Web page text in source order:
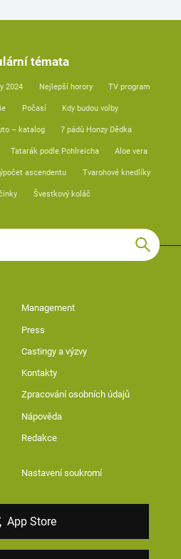
témata
2024 Nejlepší horory TV program
Počasí Kdy budou volby
– katalog 7 pádů Honzy Dědka
Tatarák podle Pohlreicha Aloe vera
ascendentu Tvarohové knedlíky
Švestkový koláč
Management
Press
Castingy a výzvy
Kontakty
Zpracování osobních údajů
Nápověda
Redakce
Nastavení soukromí
App Store